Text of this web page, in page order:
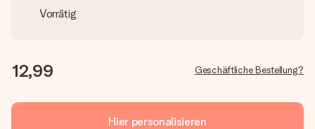
Vorrätig
12,99 Geschäftliche Bestellung?
Hier personalisieren